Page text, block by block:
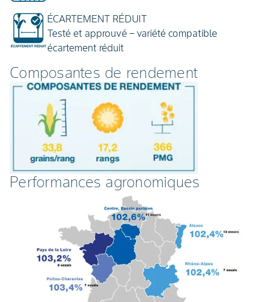
ÉCARTEMENT RÉDUIT
Testé et approuvé – variété compatible
écartement réduit
Composantes de rendement
Performances agronomiques